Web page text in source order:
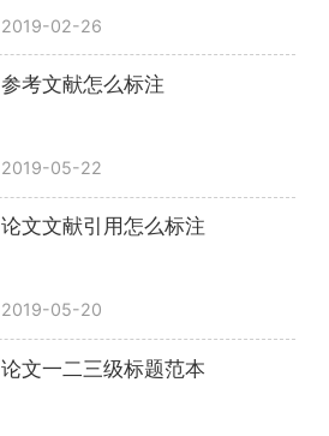
2019-02-26
参考文献怎么标注
2019-05-22
论文文献引用怎么标注
2019-05-20
论文一二三级标题范本